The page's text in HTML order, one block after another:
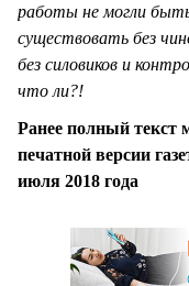
работы не могли
существовать без
без силовиков и
что ли?!
Ранее полный текст
печатной версии
июля 2018 года